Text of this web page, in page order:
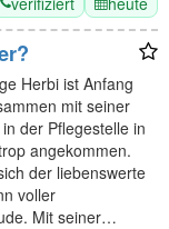
Herbi ist Anfang
mit seiner
der Pflegestelle in
angekommen.
der liebenswerte
voller
Mit seiner…